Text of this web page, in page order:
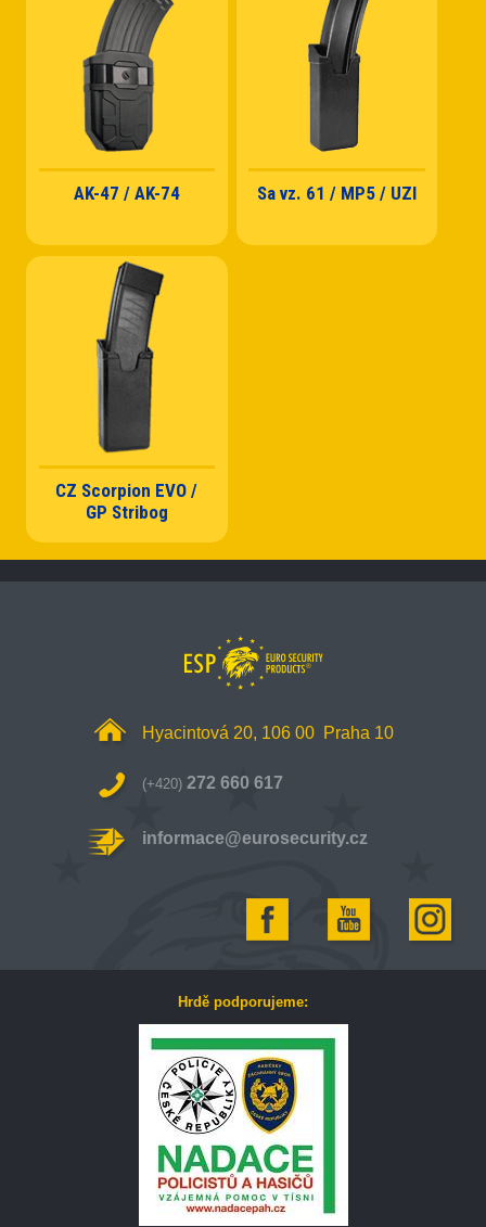
AK-47 / AK-74 Sa vz. 61 / MP5 / UZI
CZ Scorpion EVO /
GP Stribog
Hyacintová 20, 106 00 Praha 10
(+420) 272 660 617
informace@eurosecurity.cz
Hrdě podporujeme: